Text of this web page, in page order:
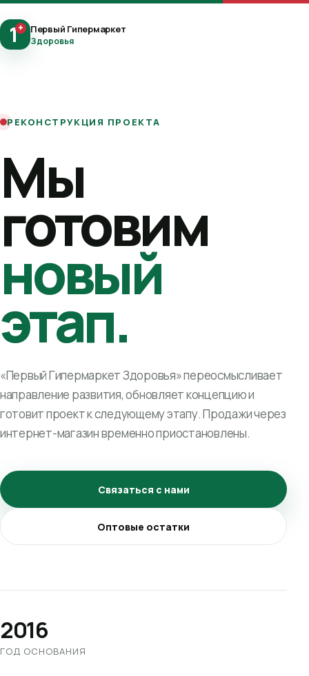
1+ Первый Гипермаркет
Здоровья
РЕКОНСТРУКЦИЯ ПРОЕКТА
Мы
готовим
новый
этап.
«Первый Гипермаркет Здоровья» переосмысливает
направление развития, обновляет концепцию и
готовит проект к следующему этапу. Продажи через
интернет-магазин временно приостановлены.
Связаться с нами
Оптовые остатки
2016
ГОД ОСНОВАНИЯ